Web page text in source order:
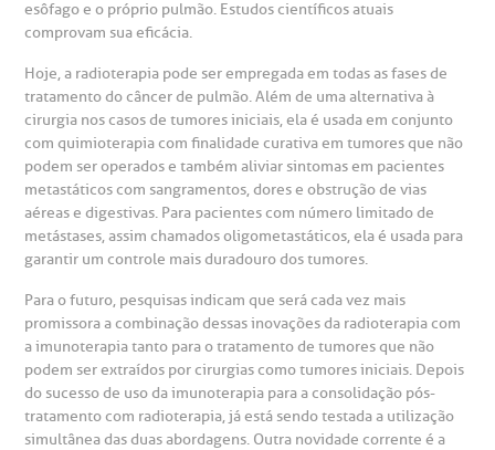
esôfago e o próprio pulmão. Estudos científicos atuais
comprovam sua eficácia.
Hoje, a radioterapia pode ser empregada em todas as fases de
tratamento do câncer de pulmão. Além de uma alternativa à
cirurgia nos casos de tumores iniciais, ela é usada em conjunto
com quimioterapia com finalidade curativa em tumores que não
podem ser operados e também aliviar sintomas em pacientes
metastáticos com sangramentos, dores e obstrução de vias
aéreas e digestivas. Para pacientes com número limitado de
metástases, assim chamados oligometastáticos, ela é usada para
garantir um controle mais duradouro dos tumores.
Para o futuro, pesquisas indicam que será cada vez mais
promissora a combinação dessas inovações da radioterapia com
a imunoterapia tanto para o tratamento de tumores que não
podem ser extraídos por cirurgias como tumores iniciais. Depois
do sucesso de uso da imunoterapia para a consolidação pós-
tratamento com radioterapia, já está sendo testada a utilização
simultânea das duas abordagens. Outra novidade corrente é a